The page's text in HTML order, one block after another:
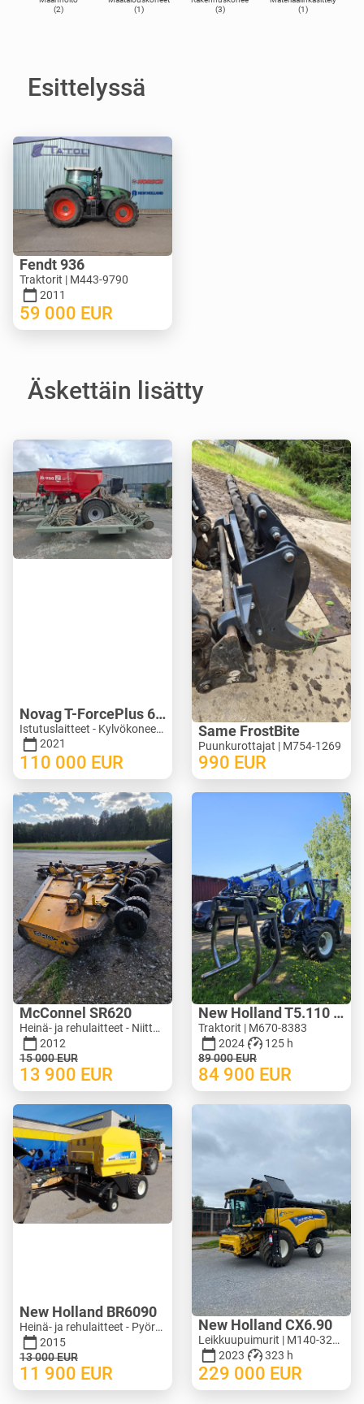
(2)
(1)
(3)
(1)
Esittelyssä
Fendt 936
Traktorit | M443-9790
2011
59 000 EUR
Äskettäin lisätty
Novag T-ForcePlus 650
Istutuslaitteet - Kylvökoneet | M246-9751
2021
110 000 EUR
Same FrostBite
Puunkurottajat | M754-1269
990 EUR
McConnel SR620
Heinä- ja rehulaitteet - Niittokoneet | M620-1071
2012
15 000EUR
13 900 EUR
New Holland T5.110 ElectroCommand
Traktorit | M670-8383
2024
125 h
89 000EUR
84 900 EUR
New Holland BR6090
Heinä- ja rehulaitteet - Pyöröpaalaimet | M388-0128
2015
13 000EUR
11 900 EUR
New Holland CX6.90
Leikkuupuimurit | M140-3278
2023
323 h
229 000 EUR